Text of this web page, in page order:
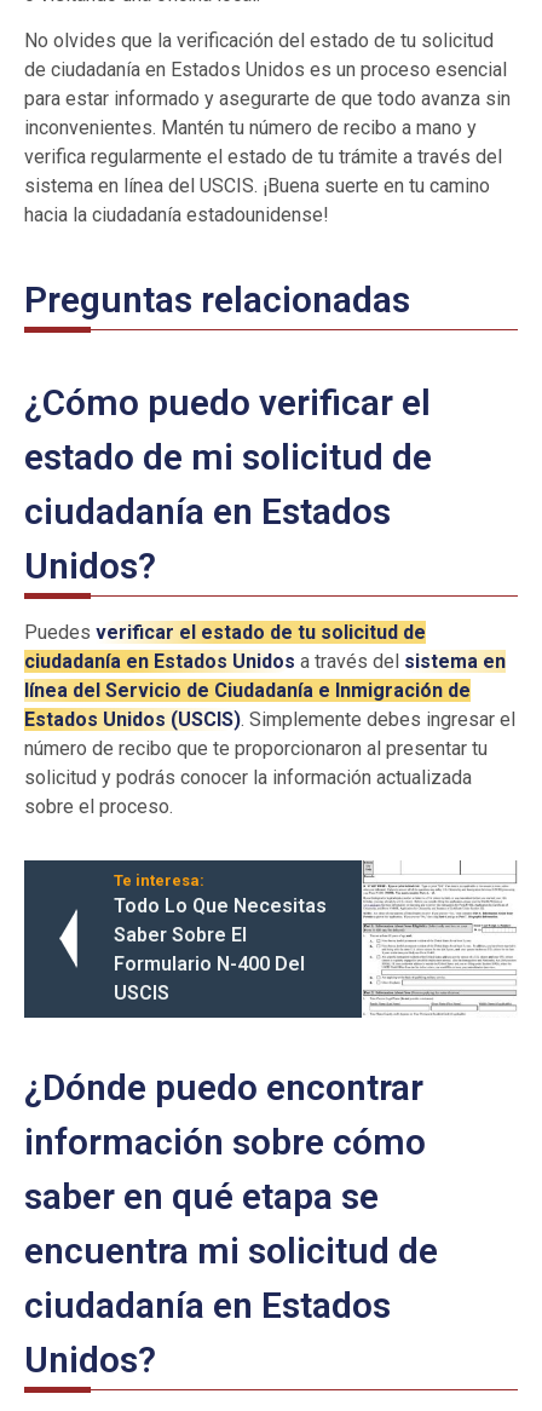
No olvides que la verificación del estado de tu solicitud
de ciudadanía en Estados Unidos es un proceso esencial
para estar informado y asegurarte de que todo avanza sin
inconvenientes. Mantén tu número de recibo a mano y
verifica regularmente el estado de tu trámite a través del
sistema en línea del USCIS. ¡Buena suerte en tu camino
hacia la ciudadanía estadounidense!
Preguntas relacionadas
¿Cómo puedo verificar el
estado de mi solicitud de
ciudadanía en Estados
Unidos?
Puedes verificar el estado de tu solicitud de
ciudadanía en Estados Unidos a través del sistema en
línea del Servicio de Ciudadanía e Inmigración de
Estados Unidos (USCIS). Simplemente debes ingresar el
número de recibo que te proporcionaron al presentar tu
solicitud y podrás conocer la información actualizada
sobre el proceso.
Te interesa:
Todo Lo Que Necesitas
Saber Sobre El
Formulario N-400 Del
USCIS
¿Dónde puedo encontrar
información sobre cómo
saber en qué etapa se
encuentra mi solicitud de
ciudadanía en Estados
Unidos?